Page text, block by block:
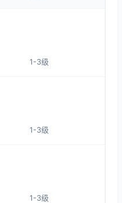
11:00
1-3
1-3级
1-3级
1-3级